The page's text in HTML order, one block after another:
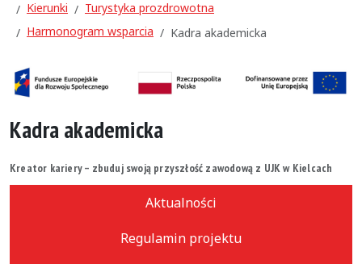
Kierunki
Turystyka prozdrowotna
Harmonogram wsparcia
Kadra akademicka
Kadra akademicka
Kreator kariery – zbuduj swoją przyszłość zawodową z UJK w Kielcach
Aktualności
Regulamin projektu